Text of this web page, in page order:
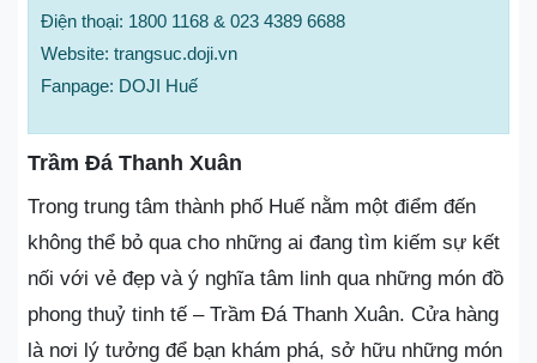
Điện thoại: 1800 1168 & 023 4389 6688
Website: trangsuc.doji.vn
Fanpage: DOJI Huế
Trầm Đá Thanh Xuân
Trong trung tâm thành phố Huế nằm một điểm đến
không thể bỏ qua cho những ai đang tìm kiếm sự kết
nối với vẻ đẹp và ý nghĩa tâm linh qua những món đồ
phong thuỷ tinh tế – Trầm Đá Thanh Xuân. Cửa hàng
là nơi lý tưởng để bạn khám phá, sở hữu những món